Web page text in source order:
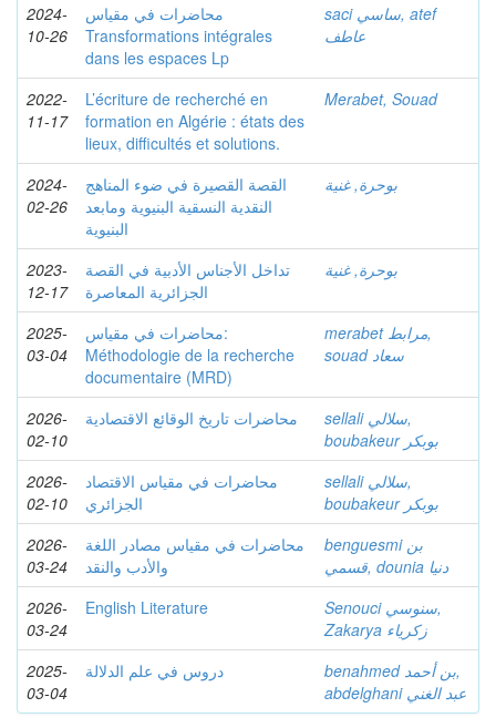
2024-
10-26
محاضرات في مقياس
Transformations intégrales
dans les espaces Lp
saci ساسي, atef
عاطف
2022-
11-17
L’écriture de recherché en
formation en Algérie : états des
lieux, difficultés et solutions.
Merabet, Souad
2024-
02-26
القصة القصيرة في ضوء المناهج
النقدية النسقية البنيوية ومابعد
البنيوية
بوحرة, غنية
2023-
12-17
تداخل الأجناس الأدبية في القصة
الجزائرية المعاصرة
بوحرة, غنية
2025-
03-04
محاضرات في مقياس:
Méthodologie de la recherche
documentaire (MRD)
merabet مرابط,
souad سعاد
2026-
02-10
محاضرات تاريخ الوقائع الاقتصادية
sellali سلالي,
boubakeur بوبكر
2026-
02-10
محاضرات في مقياس الاقتصاد
الجزائري
sellali سلالي,
boubakeur بوبكر
2026-
03-24
محاضرات في مقياس مصادر اللغة
والأدب والنقد
benguesmi بن
قسمي, dounia دنيا
2026-
03-24
English Literature
Senouci سنوسي,
Zakarya زكرياء
2025-
03-04
دروس في علم الدلالة
benahmed بن أحمد,
abdelghani عبد الغني